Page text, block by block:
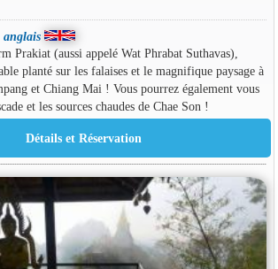
anglais
Prakiat (aussi appelé Wat Phrabat Suthavas),
planté sur les falaises et le magnifique paysage à
et Chiang Mai ! Vous pourrez également vous
et les sources chaudes de Chae Son !